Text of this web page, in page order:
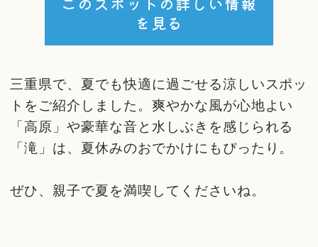
を見る
三重県で、夏でも快適に過ごせる涼しいスポッ
トをご紹介しました。爽やかな風が心地よい
「高原」や豪華な音と水しぶきを感じられる
「滝」は、夏休みのおでかけにもぴったり。
ぜひ、親子で夏を満喫してくださいね。